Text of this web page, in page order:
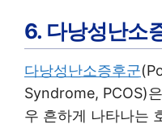
6. 다낭성난소
다낭성난소증후군
Syndrome, PCOS)
우 흔하게 나타나는